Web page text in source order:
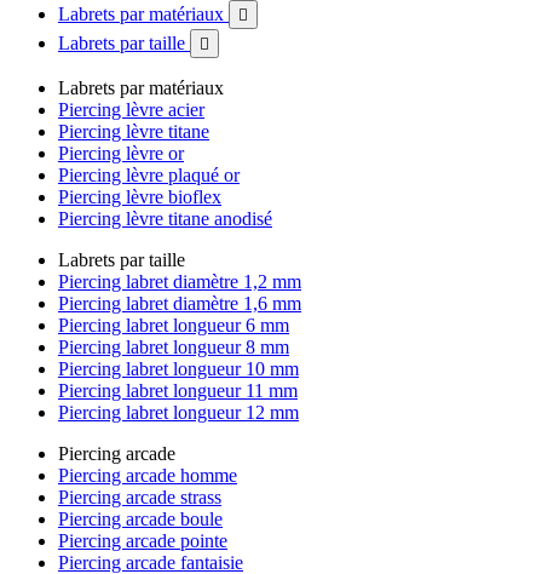
Labrets par matériaux

Labrets par taille 
Labrets par matériaux
Piercing lèvre acier
Piercing lèvre titane
Piercing lèvre or
Piercing lèvre plaqué or
Piercing lèvre bioflex
Piercing lèvre titane anodisé
Labrets par taille
Piercing labret diamètre 1,2 mm
Piercing labret diamètre 1,6 mm
Piercing labret longueur 6 mm
Piercing labret longueur 8 mm
Piercing labret longueur 10 mm
Piercing labret longueur 11 mm
Piercing labret longueur 12 mm
Piercing arcade
Piercing arcade homme
Piercing arcade strass
Piercing arcade boule
Piercing arcade pointe
Piercing arcade fantaisie